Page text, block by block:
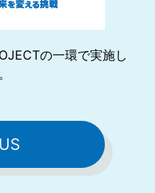
の一環で実施し